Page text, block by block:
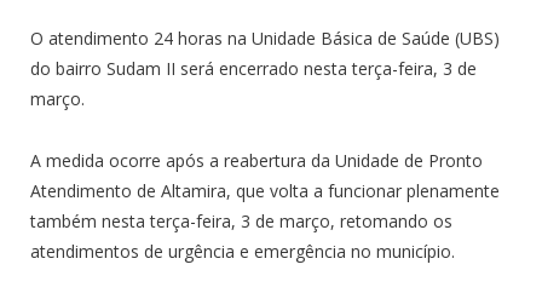
O atendimento 24 horas na Unidade Básica de Saúde (UBS)
do bairro Sudam II será encerrado nesta terça-feira, 3 de
março.
A medida ocorre após a reabertura da Unidade de Pronto
Atendimento de Altamira, que volta a funcionar plenamente
também nesta terça-feira, 3 de março, retomando os
atendimentos de urgência e emergência no município.